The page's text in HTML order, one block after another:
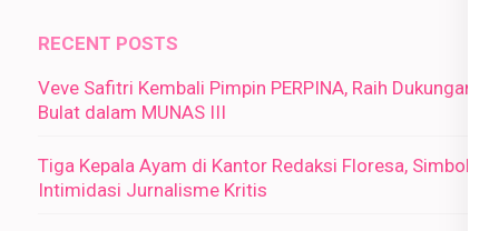
RECENT POSTS
Veve Safitri Kembali Pimpin PERPINA, Raih Dukungan
Bulat dalam MUNAS III
Tiga Kepala Ayam di Kantor Redaksi Floresa, Simbol
Intimidasi Jurnalisme Kritis